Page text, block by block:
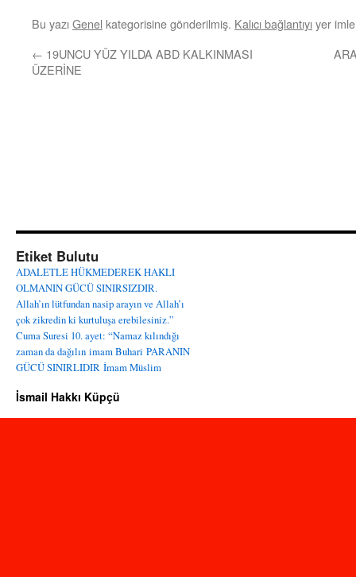
Bu yazıGenel kategorisine gönderilmiş. Kalıcı bağlantıyıyer
← 19UNCU YÜZ YILDA ABD KALKINMASI
ÜZERİNE
Etiket Bulutu
ADALETLE HÜKMEDEREK HAKLI
OLMANIN GÜCÜ SINIRSIZDIR.
Allah’ın lütfundan nasip arayın ve Allah’ı
çok zikredin ki kurtuluşa erebilesiniz.”
Cuma Suresi 10. ayet: “Namaz kılındığı
zaman da dağılın imam Buhari PARANIN
GÜCÜ SINIRLIDIR İmam Müslim
İsmail Hakkı Küpçü